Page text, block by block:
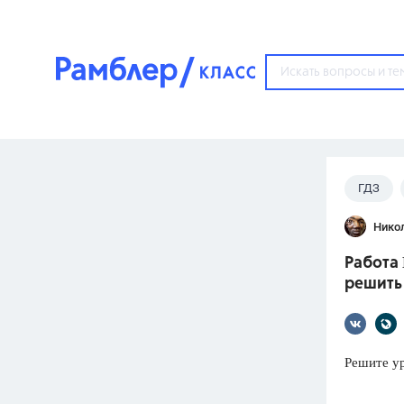
Популярные темы
ГДЗ
ОГЭ
ГДЗ
решить
Решите